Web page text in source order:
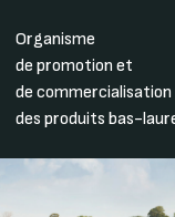
Organisme
de promotion et
de commercialisation
des produits bas-